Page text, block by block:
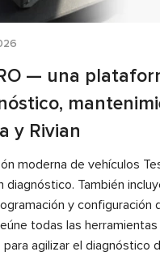
— una
y Rivian
moderna de vehículos
diagnóstico. También
y configuración
todas las
agilizar el diagnóstico